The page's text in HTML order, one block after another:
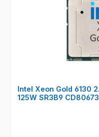
Intel Xeon Gold 6130
125W SR3B9